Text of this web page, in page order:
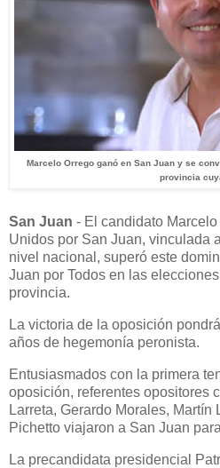
Marcelo Orrego ganó en San Juan y se
provincia
San Juan - El candidato
Unidos por San Juan, vinculada
nivel nacional, superó este
Juan por Todos en las
provincia.
La victoria de la oposición
años de hegemonía peronista.
Entusiasmados con la primera
oposición, referentes opositores
Larreta, Gerardo Morales, Martín
Pichetto viajaron a San Juan
La precandidata presidencial